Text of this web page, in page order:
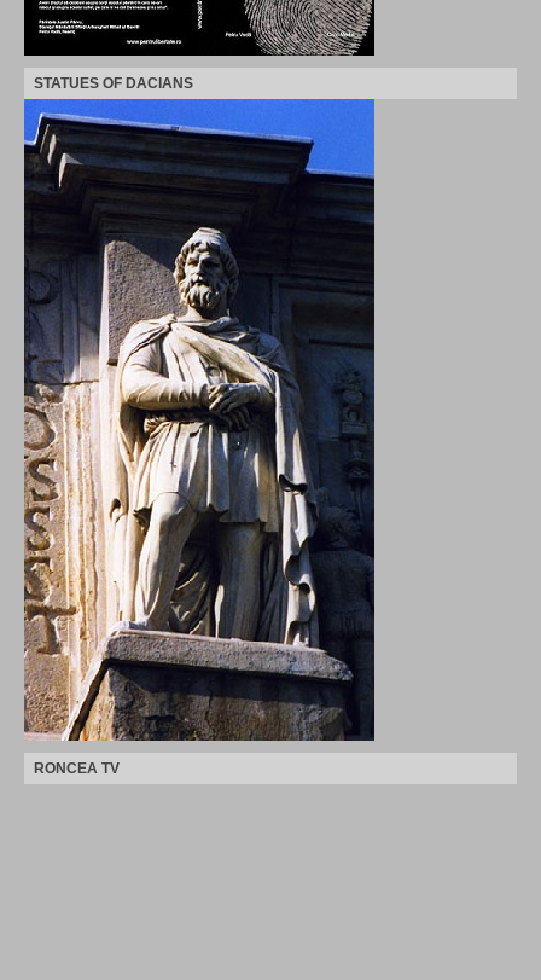
STATUES OF DACIANS
RONCEA TV